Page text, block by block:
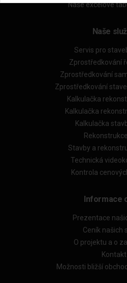
Naše excelové
Naše
Servis pro
Zprostředkování
Zprostředkování
Zprostředkování
Kalkulačka
Kalkulačka
Kalkulačka
Stavby a
Technická
Kontrola
Informace
Prezentace
Ceník našich
O projektu a o
Kontakt
Možnosti bližší